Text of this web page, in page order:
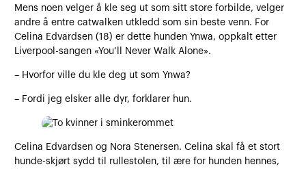
Mens noen velger å kle seg ut som sitt store forbilde, velger
andre å entre catwalken utkledd som sin beste venn. For
Celina Edvardsen (18) er dette hunden Ynwa, oppkalt etter
Liverpool-sangen «You’ll Never Walk Alone».
– Hvorfor ville du kle deg ut som Ynwa?
– Fordi jeg elsker alle dyr, forklarer hun.
Celina Edvardsen og Nora Stenersen. Celina skal få et stort
hunde-skjørt sydd til rullestolen, til ære for hunden hennes,